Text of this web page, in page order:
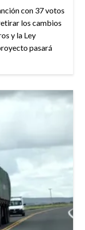
con 37 votos
los cambios
y la Ley
pasará